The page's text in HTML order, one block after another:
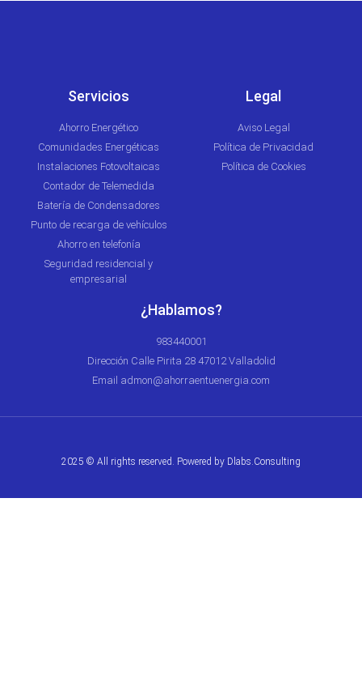
Servicios
Ahorro Energético
Comunidades Energéticas
Instalaciones Fotovoltaicas
Contador de Telemedida
Batería de Condensadores
Punto de recarga de vehículos
Ahorro en telefonía
Seguridad residencial y
empresarial
Legal
Aviso Legal
Política de Privacidad
Política de Cookies
¿Hablamos?
983440001
Dirección Calle Pirita 28 47012 Valladolid
Email admon@ahorraentuenergia.com
2025 © All rights reserved. Powered by Dlabs.Consulting